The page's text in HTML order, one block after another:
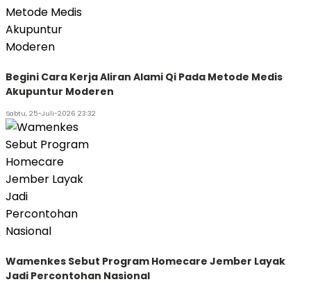
Begini Cara Kerja Aliran Alami Qi Pada Metode Medis
Akupuntur Moderen
Sabtu, 25-Juli-2026 23:32
Wamenkes Sebut Program Homecare Jember Layak
Jadi Percontohan Nasional